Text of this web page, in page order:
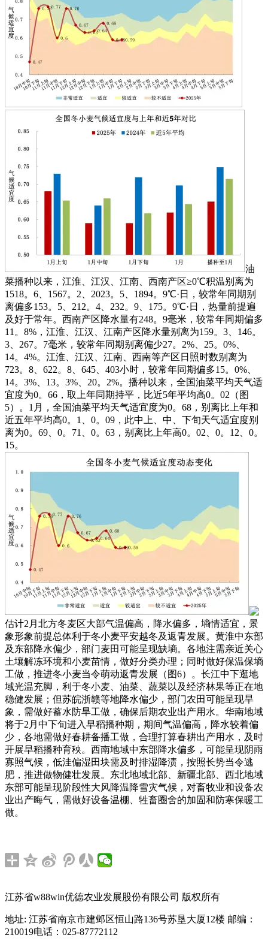
油
菜播种以来，江淮、江汉、江南、西南产区≥0℃积温别离为
1518。6、1567。2、2023。5、1894。9℃·日，较常年同期别
离偏多153。5、212。4、232。9、175。9℃·日，热量前提遍
及好于常年。西南产区降水量有248。9毫米，较常年同期偏多
11。8%，江淮、江汉、江南产区降水量别离为159。3、146。
3、267。7毫米，较常年同期别离偏少27。2%、25。0%、
14。4%。江淮、江汉、江南、西南等产区日照时数别离为
723。8、622。8、645、403小时，较常年同期偏多15。0%、
14。3%、13。3%、20。2%。播种以来，全国油菜平均天气适
宜度为0。66，取上年同期持平，比近5年平均高0。02（图
5）。1月，全国油菜平均天气适宜度为0。68，别离比上年和
近五年平均高0。1、0。09，此中上、中、下旬天气适宜度别
离为0。69、0。71、0。63，别离比上年高0。02、0。12、0。
15。
估计2月北方冬麦区大部气温偏高，降水偏多，墒情适宜，景
象形象前提总体利于冬小麦平安越冬及返青发展。黄淮中东部
及东部降水偏少，部门麦田可能呈现缺墒。各地注需亲近关心
土壤解冻环境和小麦苗情，做好分类办理；同时做好保温保墒
工做，推进冬小麦当令萌动返青发展（图6）。长江中下逛地
域光温充脚，利于冬小麦、油菜、蔬菜以及经济林果等正在地
稳健发展；但苏皖浙赣等地降水偏少，部门农田可能呈现旱
象，需做好蓄水防旱工做，确保后期农业出产用水。华南地域
将于2月中下旬进入早稻播种期，期间气温偏高，降水较着偏
少，各地需做好春耕备播工做，合理打算春耕出产用水，及时
开展早稻播种育秧。西南地域中东部降水偏多，可能呈现阴雨
寡照气候，低洼偏湿田块需及时排湿降渍，按照长势当令逃
肥，推进做物健壮发展。东北地域北部、新疆北部、西北地域
东部可能呈现阶段性大风降温降雪灾气候，对畜牧业和设备农
业出产晦气，需做好设备温棚、牲畜圈舍的加固和防寒保暖工
做。
江苏省w88win优德农业发展股份有限公司 版权所有
地址: 江苏省南京市建邺区恒山路136号苏垦大厦12楼 邮编：
210019电话：025-87772112